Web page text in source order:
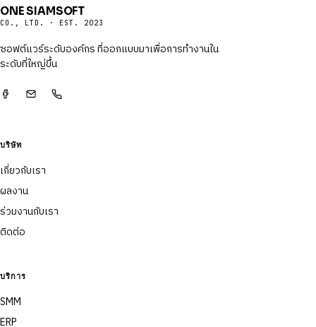
ONE SIAMSOFT
CO., LTD. · EST. 2023
ซอฟต์แวร์ระดับองค์กร ที่ออกแบบมาเพื่อการทำงานใน
ระดับที่ใหญ่ขึ้น
บริษัท
เกี่ยวกับเรา
ผลงาน
ร่วมงานกับเรา
ติดต่อ
บริการ
SMM
ERP